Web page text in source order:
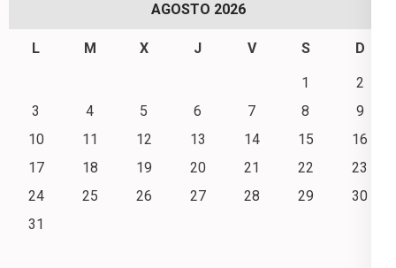
AGOSTO 2026
L M X J V S D
1
2
3
4 5 6 7 8
9
10
11 12 13 14 15
16
17
18 19 20 21 22
23
24
25 26 27 28 29
30
31